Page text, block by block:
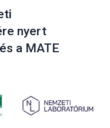
nyert
a MATE